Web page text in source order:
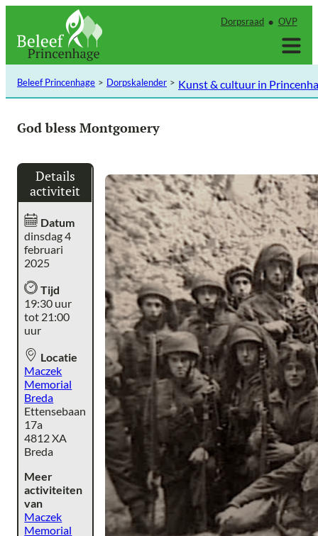
inhoud
Dorpsraad OVP
Beleef Princenhage Dorpskalender Kunst & cultuur in
God bless Montgomery
Details
activiteit
Datum
dinsdag 4
februari
2025
Tijd
19:30 uur
tot 21:00
uur
Locatie
Maczek
Memorial
Breda
Ettensebaan
17a
4812 XA
Breda
Meer
activiteiten
van
Maczek
Memorial